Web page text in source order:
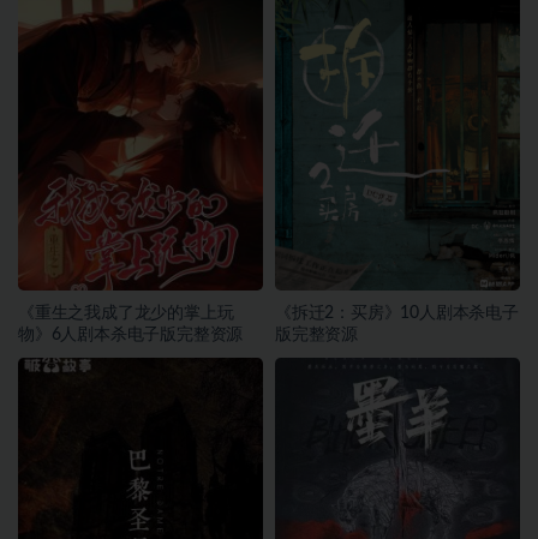
《重生之我成了龙少的掌上玩
物》6人剧本杀电子版完整资源
《拆迁2：买房》10人剧本杀电子
版完整资源